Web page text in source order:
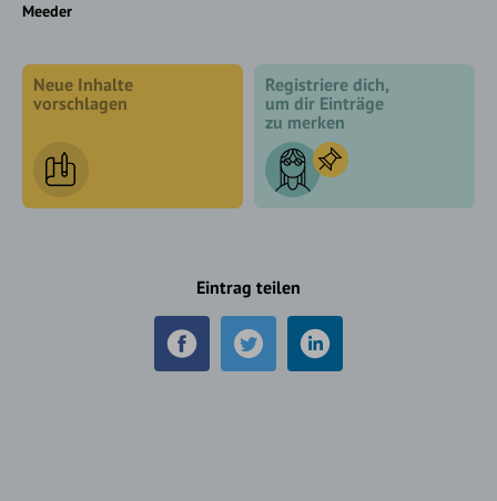
Meeder
Neue Inhalte
vorschlagen
Registriere dich,
um dir Einträge
zu merken
Eintrag teilen